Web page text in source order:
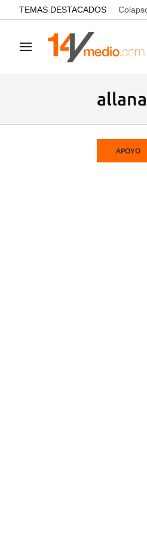
common.go-to-content
TEMAS DESTACADOS
Navegación
APOYO